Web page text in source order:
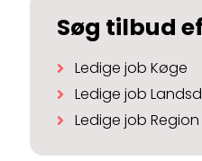
Søg tilbud
Ledige job Køge
Ledige job
Ledige job